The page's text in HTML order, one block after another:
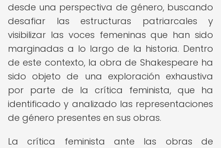
desde una perspectiva de género, buscando
desafiar las estructuras patriarcales y
visibilizar las voces femeninas que han sido
marginadas a lo largo de la historia. Dentro
de este contexto, la obra de Shakespeare ha
sido objeto de una exploración exhaustiva
por parte de la crítica feminista, que ha
identificado y analizado las representaciones
de género presentes en sus obras.
La crítica feminista ante las obras de